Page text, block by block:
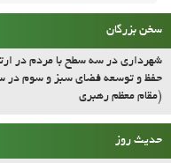
سخن بزرگان